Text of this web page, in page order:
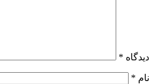
دیدگاه *
نام *